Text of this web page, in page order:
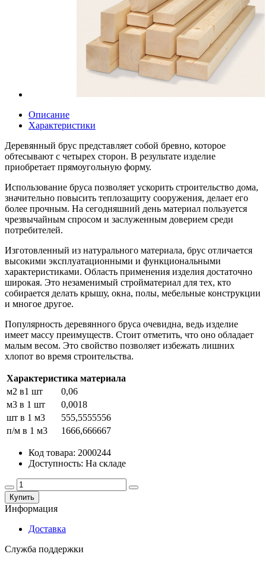
Описание
Характеристики
Деревянный брус представляет собой бревно, которое
обтесывают с четырех сторон. В результате изделие
приобретает прямоугольную форму.
Использование бруса позволяет ускорить строительство дома,
значительно повысить теплозащиту сооружения, делает его
более прочным. На сегодняшний день материал пользуется
чрезвычайным спросом и заслуженным доверием среди
потребителей.
Изготовленный из натурального материала, брус отличается
высокими эксплуатационными и функциональными
характеристиками. Область применения изделия достаточно
широкая. Это незаменимый стройматериал для тех, кто
собирается делать крышу, окна, полы, мебельные конструкции
и многое другое.
Популярность деревянного бруса очевидна, ведь изделие
имеет массу преимуществ. Стоит отметить, что оно обладает
малым весом. Это свойство позволяет избежать лишних
хлопот во время строительства.
Характеристика материала
м2 в1 шт
0,06
м3 в 1 шт
0,0018
шт в 1 м3
555,5555556
п/м в 1 м3
1666,666667
Код товара: 2000244
Доступность: На складе
Купить
Информация
Доставка
Служба поддержки